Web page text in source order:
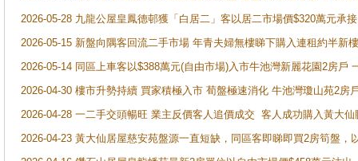
2026-05-28 九龍公屋皇鳳德邨獲「白居二」客以居二市場價$320萬元承接
2026-05-15 新盤向隅客回流二手市場 年青夫婦無樓睇下購入連租約半新
2026-05-14 同區上車客以$388萬元(自由市場)入市牛池灣新麗花園2房戶
2026-04-30 樓市升勢持續 買家積極入市 荀盤極速消化 牛池灣瓊山苑2房
2026-04-28 一二手交頭暢旺 業主反價客人追價成交 客人成功購入黃大
2026-04-23 黃大仙居屋慈安苑盤源一直短缺，同區客即睇即買2房筍盤，